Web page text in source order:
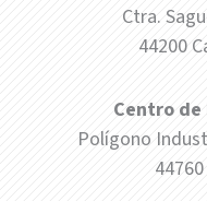
Ctra.
44200
Centro
Polígono